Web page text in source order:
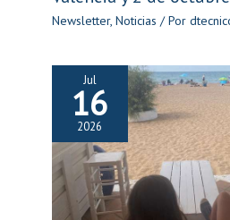
Newsletter, Noticias / Por
Jul
16
2026